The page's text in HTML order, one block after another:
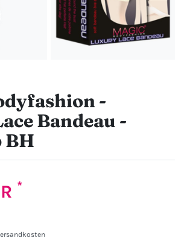
-
Bandeau -
BH
*